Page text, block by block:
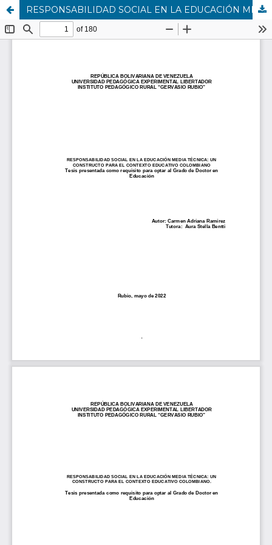
RESPONSABILIDAD SOCIAL EN LA EDUCACIÓN MEDIA TÉCNICA: UN CONSTRUCTO PARA EL CONTEXTO EDUCATIVO COLOMBIANO.